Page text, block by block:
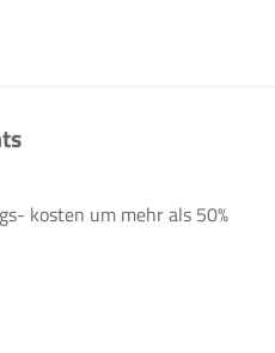
kosten um mehr als 50%